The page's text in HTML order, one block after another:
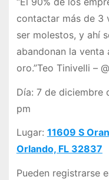
contactar más de 3
ser molestos, y ahí
abandonan la
oro.”Teo Tinivelli –
Día: 7 de diciembre
pm
Lugar: 11609 S
Orlando, FL 32837
Pueden registrarse